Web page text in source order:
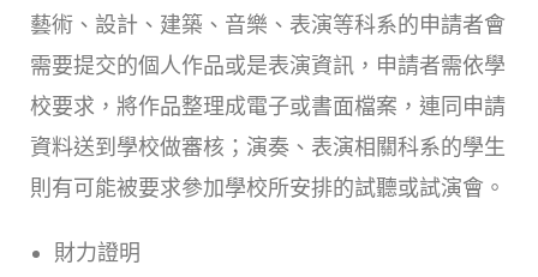
藝術、設計、建築、音樂、表演等科系的申請者會
需要提交的個人作品或是表演資訊，申請者需依學
校要求，將作品整理成電子或書面檔案，連同申請
資料送到學校做審核；演奏、表演相關科系的學生
則有可能被要求參加學校所安排的試聽或試演會。
財力證明